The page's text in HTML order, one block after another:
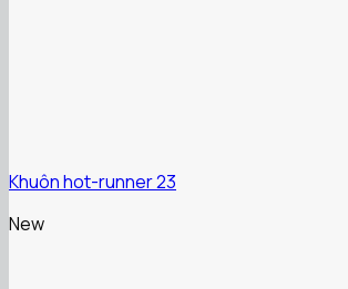
Khuôn hot-runner 23
New